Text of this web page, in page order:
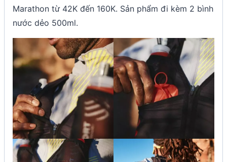
Marathon từ 42K đến 160K. Sản phẩm đi kèm 2 bình
nước dẻo 500ml.